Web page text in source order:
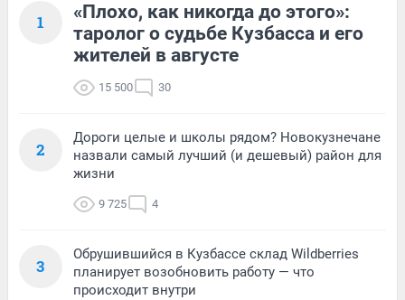
1
«Плохо, как никогда до этого»:
таролог о судьбе Кузбасса и его
жителей в августе
15 500 30
2
Дороги целые и школы рядом? Новокузнечане
назвали самый лучший (и дешевый) район для
жизни
9 725 4
3
Обрушившийся в Кузбассе склад Wildberries
планирует возобновить работу — что
происходит внутри